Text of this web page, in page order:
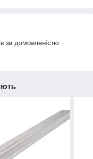
за домовленістю